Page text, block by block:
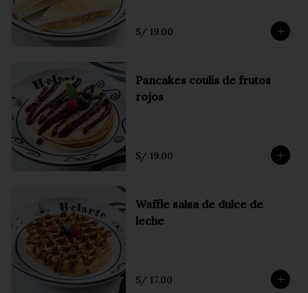
S/ 19.00
Pancakes coulis de frutos
rojos
S/ 19.00
Waffle salsa de dulce de
leche
S/ 17.00